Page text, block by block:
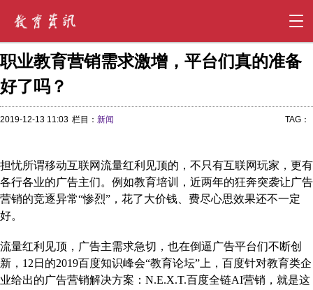
职业教育营销需求激增，平台们真的准备
好了吗？
2019-12-13 11:03 栏目： 新闻 TAG：
担忧所谓移动互联网流量红利见顶的，不只有互联网玩家，更有
各行各业的广告主们。例如教育培训，近两年的狂奔突袭让广告
营销的竞逐异常“惨烈”，花了大价钱、费尽心思效果还不一定
好。
流量红利见顶，广告主需求急切，也在倒逼广告平台们不断创
新，12日的2019百度知识峰会“教育论坛”上，百度针对教育类企
业给出的广告营销解决方案：N.E.X.T.百度全链AI营销，就是这